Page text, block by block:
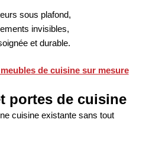
sous plafond,
invisibles,
et durable.
de cuisine sur mesure
portes de cuisine
cuisine existante sans tout